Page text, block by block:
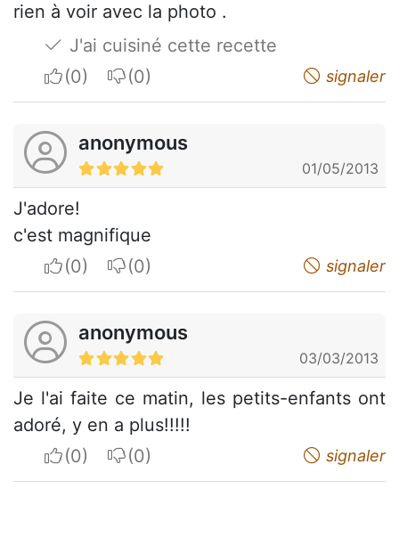
rien à voir avec la photo .
J'ai cuisiné cette recette
I apreciateI do not appreciate signaler
anonymous
01/05/2013
J'adore!
c'est magnifique
I apreciateI do not appreciate signaler
anonymous
03/03/2013
Je l'ai faite ce matin, les petits-enfants ont
adoré, y en a plus!!!!!
I apreciateI do not appreciate signaler